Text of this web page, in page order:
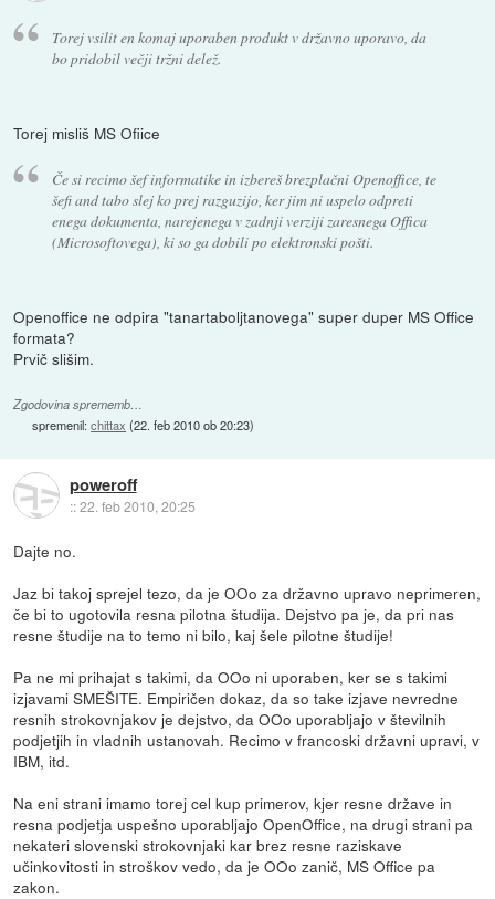
Torej vsilit en komaj uporaben produkt v državno uporavo, da
bo pridobil večji tržni delež.
Torej misliš MS Ofiice
Če si recimo šef informatike in izbereš brezplačni Openoffice, te
šefi and tabo slej ko prej razguzijo, ker jim ni uspelo odpreti
enega dokumenta, narejenega v zadnji verziji zaresnega Offica
(Microsoftovega), ki so ga dobili po elektronski pošti.
Openoffice ne odpira "tanartaboljtanovega" super duper MS Office
formata?
Prvič slišim.
Zgodovina sprememb…
spremenil:chittax (22. feb 2010 ob 20:23)
poweroff
::22. feb 2010, 20:25
Dajte no.
Jaz bi takoj sprejel tezo, da je OOo za državno upravo neprimeren,
če bi to ugotovila resna pilotna študija. Dejstvo pa je, da pri nas
resne študije na to temo ni bilo, kaj šele pilotne študije!
Pa ne mi prihajat s takimi, da OOo ni uporaben, ker se s takimi
izjavami SMEŠITE. Empiričen dokaz, da so take izjave nevredne
resnih strokovnjakov je dejstvo, da OOo uporabljajo v številnih
podjetjih in vladnih ustanovah. Recimo v francoski državni upravi, v
IBM, itd.
Na eni strani imamo torej cel kup primerov, kjer resne države in
resna podjetja uspešno uporabljajo OpenOffice, na drugi strani pa
nekateri slovenski strokovnjaki kar brez resne raziskave
učinkovitosti in stroškov vedo, da je OOo zanič, MS Office pa
zakon.